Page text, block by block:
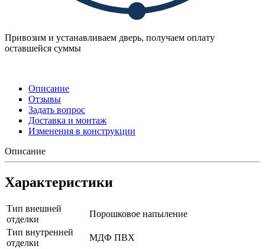
Привозим и устанавливаем дверь, получаем оплату
оставшейся суммы
Описание
Отзывы
Задать вопрос
Доставка и монтаж
Изменения в конструкции
Описание
Характеристики
Тип внешней
отделки
Порошковое напыление
Тип внутренней
отделки
МДФ ПВХ